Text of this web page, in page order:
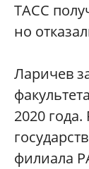
ТАСС
но
Ларичев
2020
филиала